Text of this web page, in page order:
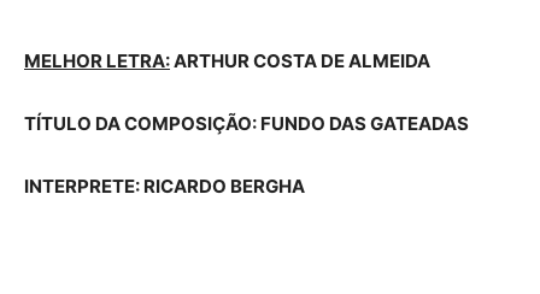
MELHOR LETRA:ARTHUR COSTA DE ALMEIDA
TÍTULO DA COMPOSIÇÃO: FUNDO DAS GATEADAS
INTERPRETE: RICARDO BERGHA